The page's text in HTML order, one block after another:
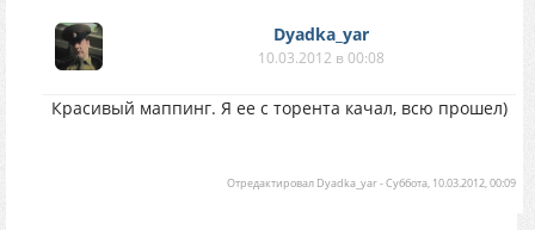
Dyadka_yar
10.03.2012 в 00:08
Красивый маппинг. Я ее с торента качал, всю прошел)
Отредактировал Dyadka_yar-Суббота, 10.03.2012, 00:09